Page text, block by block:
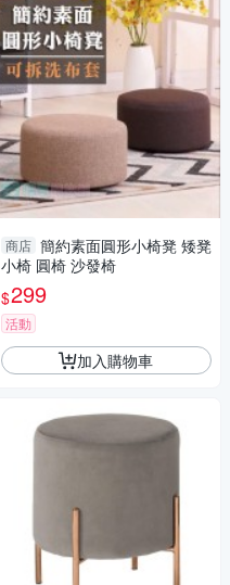
商店 簡約素面圓形小椅凳 矮凳
小椅 圓椅 沙發椅
$299
活動
加入購物車